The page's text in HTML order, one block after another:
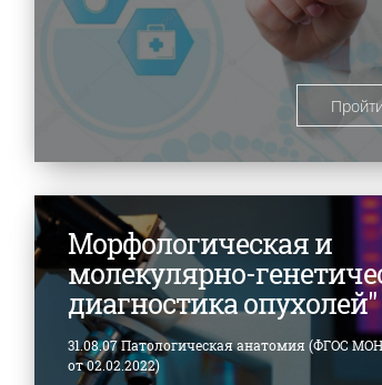
Морфологическая и
молекулярно-
диагностика опухолей"
31.08.07 Патологическая анатомия (ФГОС
от 02.02.2022)